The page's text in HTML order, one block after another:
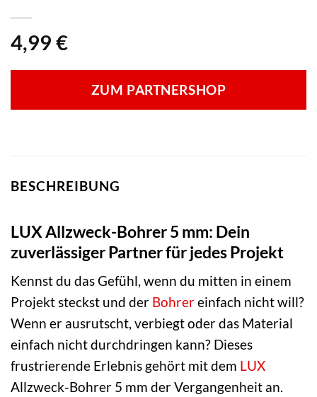
4,99 €
ZUM PARTNERSHOP
BESCHREIBUNG
LUX Allzweck-Bohrer 5 mm: Dein
zuverlässiger Partner für jedes Projekt
Kennst du das Gefühl, wenn du mitten in einem
Projekt steckst und der Bohrereinfach nicht will?
Wenn er ausrutscht, verbiegt oder das Material
einfach nicht durchdringen kann? Dieses
frustrierende Erlebnis gehört mit dem LUX
Allzweck-Bohrer 5 mm der Vergangenheit an.